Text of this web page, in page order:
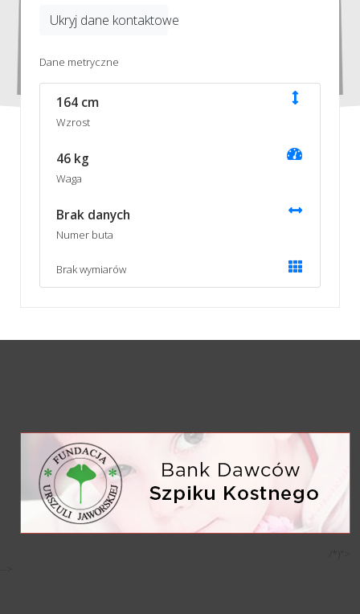
Ukryj dane kontaktowe
Dane metryczne
164 cm
Wzrost
46 kg
Waga
Brak danych
Numer buta
Brak wymiarów